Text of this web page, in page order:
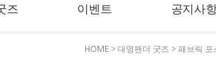
즈 이벤트 공지사
HOME >대영팬더 굿즈 >패브릭 포